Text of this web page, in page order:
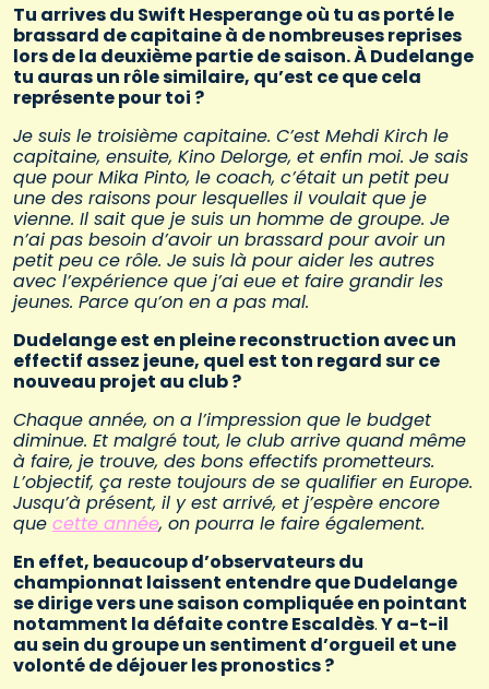
Tu arrives du Swift Hesperange où tu as porté le
brassard de capitaine à de nombreuses reprises
lors de la deuxième partie de saison. À Dudelange
tu auras un rôle similaire, qu’est ce que cela
représente pour toi ?
Je suis le troisième capitaine. C’est Mehdi Kirch le
capitaine, ensuite, Kino Delorge, et enfin moi. Je sais
que pour Mika Pinto, le coach, c’était un petit peu
une des raisons pour lesquelles il voulait que je
vienne. Il sait que je suis un homme de groupe. Je
n’ai pas besoin d’avoir un brassard pour avoir un
petit peu ce rôle. Je suis là pour aider les autres
avec l’expérience que j’ai eue et faire grandir les
jeunes. Parce qu’on en a pas mal.
Dudelange est en pleine reconstruction avec un
effectif assez jeune, quel est ton regard sur ce
nouveau projet au club ?
Chaque année, on a l’impression que le budget
diminue. Et malgré tout, le club arrive quand même
à faire, je trouve, des bons effectifs prometteurs.
L’objectif, ça reste toujours de se qualifier en Europe.
Jusqu’à présent, il y est arrivé, et j’espère encore
que cette année, on pourra le faire également.
En effet, beaucoup d’observateurs du
championnat laissent entendre que Dudelange
se dirige vers une saison compliquée en pointant
notamment la défaite contre Escaldès.Y a-t-il
au sein du groupe un sentiment d’orgueil et une
volonté de déjouer les pronostics ?